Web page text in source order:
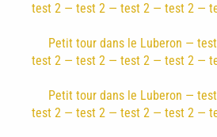
test 2 — test 2 — test 2 — test 2 —
Petit tour dans le Luberon —
test 2 — test 2 — test 2 — test 2 —
Petit tour dans le Luberon —
test 2 — test 2 — test 2 — test 2 —